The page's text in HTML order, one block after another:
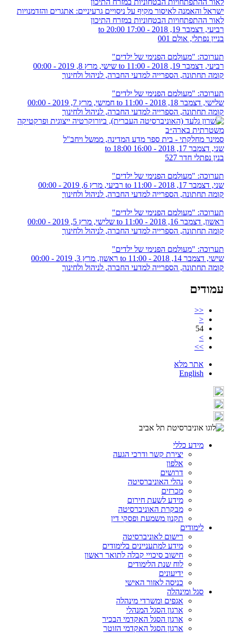
ישראל והאמנה לאיסור מקיף על ניסויים גרעיניים: אתגרים והזדמנויות
לאור ההתפתחויות הבטחוניות במזרח התיכון
רביעי, דצמבר 19, 2018 -
17:00
20:00
בניין נפתלי, אולם 001
תערוכה: "מעולמם הפנימי של ילדים"
רביעי, דצמבר 19, 2018 - 11:00
שישי, מרץ 8, 2019 - 00:00
קומה תחתונה, הספרייה למדעי החברה, לניהול ולחינוך
תערוכה: "מעולמם הפנימי של ילדים"
שלישי, דצמבר 18, 2018 - 11:00
חמישי, מרץ 7, 2019 - 00:00
קומה תחתונה, הספרייה למדעי החברה, לניהול ולחינוך
סמינר מחלקתי - בית ספר מדע המדינה, ממשל ויחב"ל
שני, דצמבר 17, 2018 -
16:00
18:00
בנין נפתלי חדר 527
תערוכה: "מעולמם הפנימי של ילדים"
שני, דצמבר 17, 2018 - 11:00
רביעי, מרץ 6, 2019 - 00:00
קומה תחתונה, הספרייה למדעי החברה, לניהול ולחינוך
תערוכה: "מעולמם הפנימי של ילדים"
ראשון, דצמבר 16, 2018 - 11:00
שלישי, מרץ 5, 2019 - 00:00
קומה תחתונה, הספרייה למדעי החברה, לניהול ולחינוך
תערוכה: "מעולמם הפנימי של ילדים"
שישי, דצמבר 14, 2018 - 11:00
ראשון, מרץ 3, 2019 - 00:00
קומה תחתונה, הספרייה למדעי החברה, לניהול ולחינוך
עמודים
<<
<
54
>
>>
אתר מלא
English
מידע כללי
יצירת קשר ודרכי הגעה
אלפון
דרושים
נהלי האוניברסיטה
מכרזים
מידע לשעת חירום
מבקרת האוניברסיטה
תקנון משמעת ופסקי דין
לימודים
רישום לאוניברסיטה
מידע למתעניינים בלימודים
חישוב סיכויי קבלה לתואר ראשון
לוח שנת הלימודים
ידיעונים
כניסה לאזור האישי
סגל ומינהלה
אגפים ומשרדי מינהלה
ארגון הסגל המנהלי
ארגון הסגל האקדמי הבכיר
ארגון הסגל האקדמי הזוטר